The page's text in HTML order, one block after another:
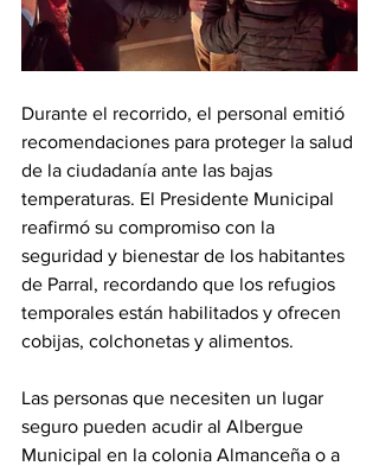
Durante el recorrido, el personal emitió
recomendaciones para proteger la salud
de la ciudadanía ante las bajas
temperaturas. El Presidente Municipal
reafirmó su compromiso con la
seguridad y bienestar de los habitantes
de Parral, recordando que los refugios
temporales están habilitados y ofrecen
cobijas, colchonetas y alimentos.
Las personas que necesiten un lugar
seguro pueden acudir al Albergue
Municipal en la colonia Almanceña o a